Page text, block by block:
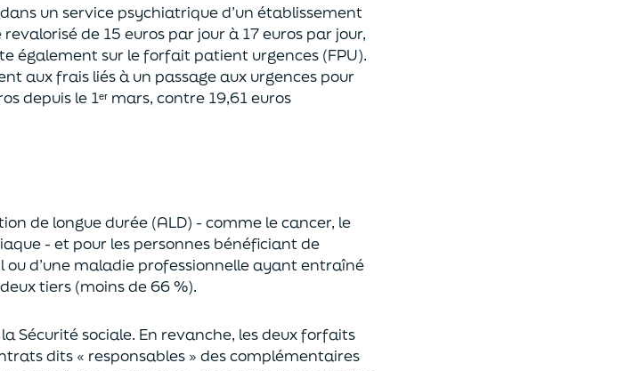
un service psychiatriqued’un établissement
revalorisé de 15 euros par jourà 17 euros par jour,
également sur le forfait patient urgences (FPU).
aux frais liés àun passage aux urgences pour
depuis le 1ᵉʳ mars, contre 19,61 euros
de longue durée (ALD) - comme le cancer, le
- et pour les personnes bénéficiant de
oud’une maladie professionnelleayant entraîné
tiers (moins de 66 %).
Sécurité sociale. En revanche, les deux forfaits
dits « responsables » des complémentaires